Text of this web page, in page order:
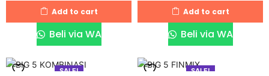
Add to cart
Beli via WA
Add to cart
Beli via WA
SALE! SALE!